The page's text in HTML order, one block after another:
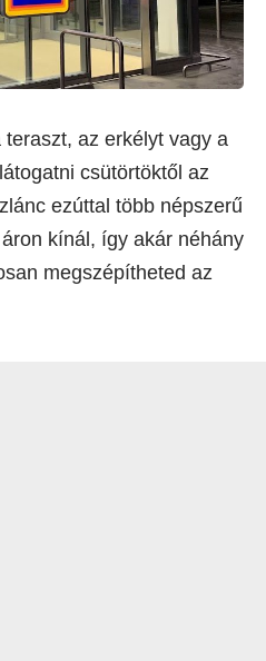
az erkélyt vagy a
csütörtöktől az
ezúttal több népszerű
kínál, így akár néhány
megszépítheted az